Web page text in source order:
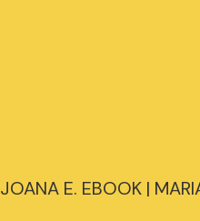
JOANA E. EBOOK |